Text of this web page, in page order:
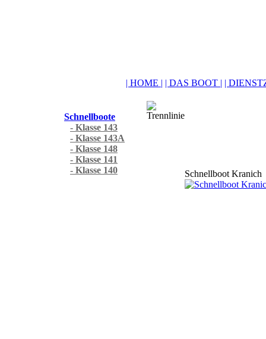
| HOME | | DAS BOOT | |
Schnellboote
- Klasse 143
- Klasse 143A
- Klasse 148
- Klasse 141
- Klasse 140
Schnellboot Kranich